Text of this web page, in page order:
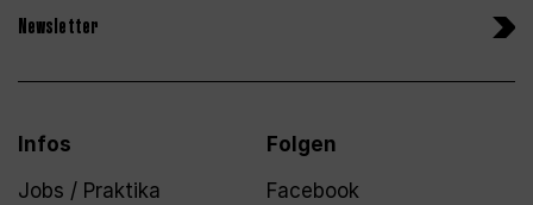
Newsletter
Infos
Jobs / Praktika
Folgen
Facebook